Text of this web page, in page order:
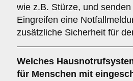
wie z.B. Stürze, und
Eingreifen eine
zusätzliche Sicherheit für
Welches
für Menschen mit